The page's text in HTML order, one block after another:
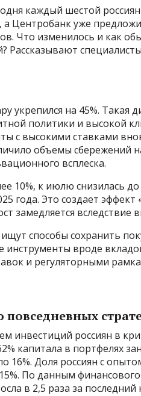
каждый шестой
Центробанк уже
Что изменилось и как
Рассказывают специалисты
укрепился на 45%. Такая
политики и высокой
с высокими ставками
объемы сбережений
всплеска.
10%, к июлю снизилась
года. Это создает эффект
замедляется вследствие
способы сохранить
инструменты вроде
и регуляторными
инвестиций россиян в
капитала в портфелях
16%. Доля россиян с
По данным финансового
в 2,5 раза за последний